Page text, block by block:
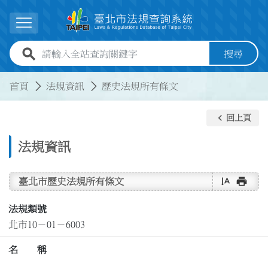
展開選單
全站查詢關鍵字欄位 搜尋
首頁 法規資訊 歷史法規所有條文
法規資訊
keyboard_arrow_left 回上頁
臺北市歷史法規所有條文 text_rotate_vertical print
法規類號
北市10－01－6003
名 稱